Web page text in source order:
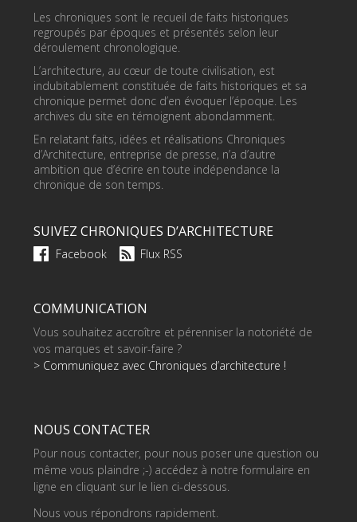
Les chroniques sont le recueil de faits historiques
regroupés par époques et présentés selon leur
déroulement chronologique.
L’architecture, au cœur de toute civilisation, est
indubitablement constituée de faits historiques et sa
chronique permet donc d’en évoquer l’époque. Les
archives du site en témoignent abondamment.
En relatant faits, idées et réalisations Chroniques
d’Architecture, entreprise de presse, n’a d’autre
ambition que d’écrire en toute indépendance la
chronique de son temps.
SUIVEZ CHRONIQUES D’ARCHITECTURE
Facebook Flux RSS
COMMUNICATION
Vous souhaitez accroître et pérenniser la notoriété de
vos marques et savoir-faire ?
> Communiquez avec Chroniques d’architecture !
NOUS CONTACTER
Pour nous contacter, pour nous poser une question ou
même vous plaindre ;-) accédez à notre formulaire en
ligne en cliquant sur le lien ci-dessous.
Nous vous répondrons rapidement.